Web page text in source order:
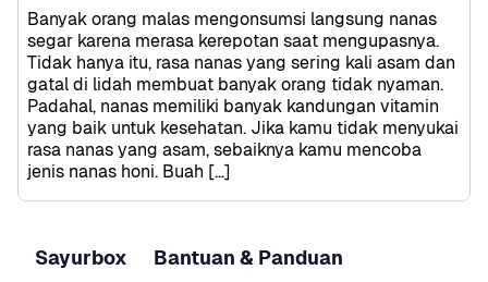
Banyak orang malas mengonsumsi langsung nanas
segar karena merasa kerepotan saat mengupasnya.
Tidak hanya itu, rasa nanas yang sering kali asam dan
gatal di lidah membuat banyak orang tidak nyaman.
Padahal, nanas memiliki banyak kandungan vitamin
yang baik untuk kesehatan. Jika kamu tidak menyukai
rasa nanas yang asam, sebaiknya kamu mencoba
jenis nanas honi. Buah […]
Sayurbox Bantuan & Panduan